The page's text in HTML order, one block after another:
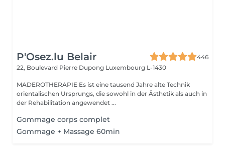
P'Osez.lu Belair
446
22, Boulevard Pierre Dupong Luxembourg L-1430
MADEROTHERAPIE Es ist eine tausend Jahre alte Technik
orientalischen Ursprungs, die sowohl in der Ästhetik als auch in
der Rehabilitation angewendet ...
Gommage corps complet
Gommage + Massage 60min